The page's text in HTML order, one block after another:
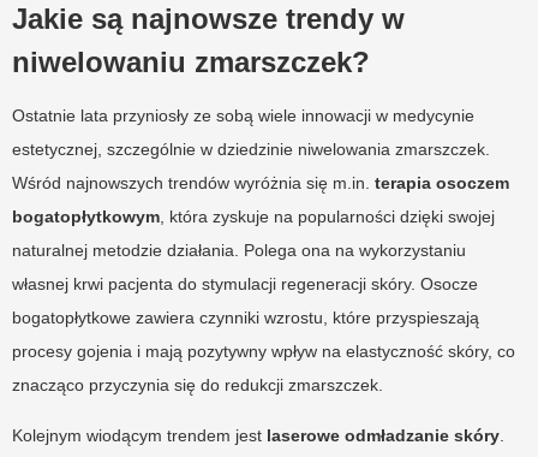
Jakie są najnowsze trendy w
niwelowaniu zmarszczek?
Ostatnie lata przyniosły ze sobą wiele innowacji w medycynie
estetycznej, szczególnie w dziedzinie niwelowania zmarszczek.
Wśród najnowszych trendów wyróżnia się m.in. terapia osoczem
bogatopłytkowym , która zyskuje na popularności dzięki swojej
naturalnej metodzie działania. Polega ona na wykorzystaniu
własnej krwi pacjenta do stymulacji regeneracji skóry. Osocze
bogatopłytkowe zawiera czynniki wzrostu, które przyspieszają
procesy gojenia i mają pozytywny wpływ na elastyczność skóry, co
znacząco przyczynia się do redukcji zmarszczek.
Kolejnym wiodącym trendem jest laserowe odmładzanie skóry